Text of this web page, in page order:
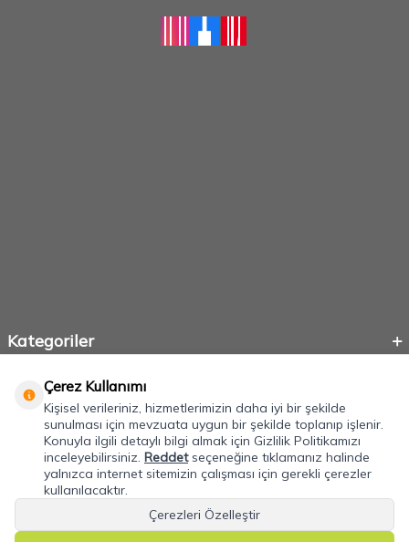
Kategoriler
Önemli Bilgiler
Çerez Kullanımı
Kişisel verileriniz, hizmetlerimizin daha iyi bir şekilde
sunulması için mevzuata uygun bir şekilde toplanıp işlenir.
Konuyla ilgili detaylı bilgi almak için Gizlilik Politikamızı
inceleyebilirsiniz. Reddetseçeneğine tıklamanız halinde
yalnızca internet sitemizin çalışması için gerekli çerezler
kullanılacaktır.
Çerezleri Özelleştir